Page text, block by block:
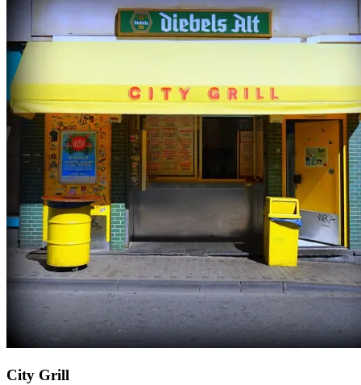
City Grill